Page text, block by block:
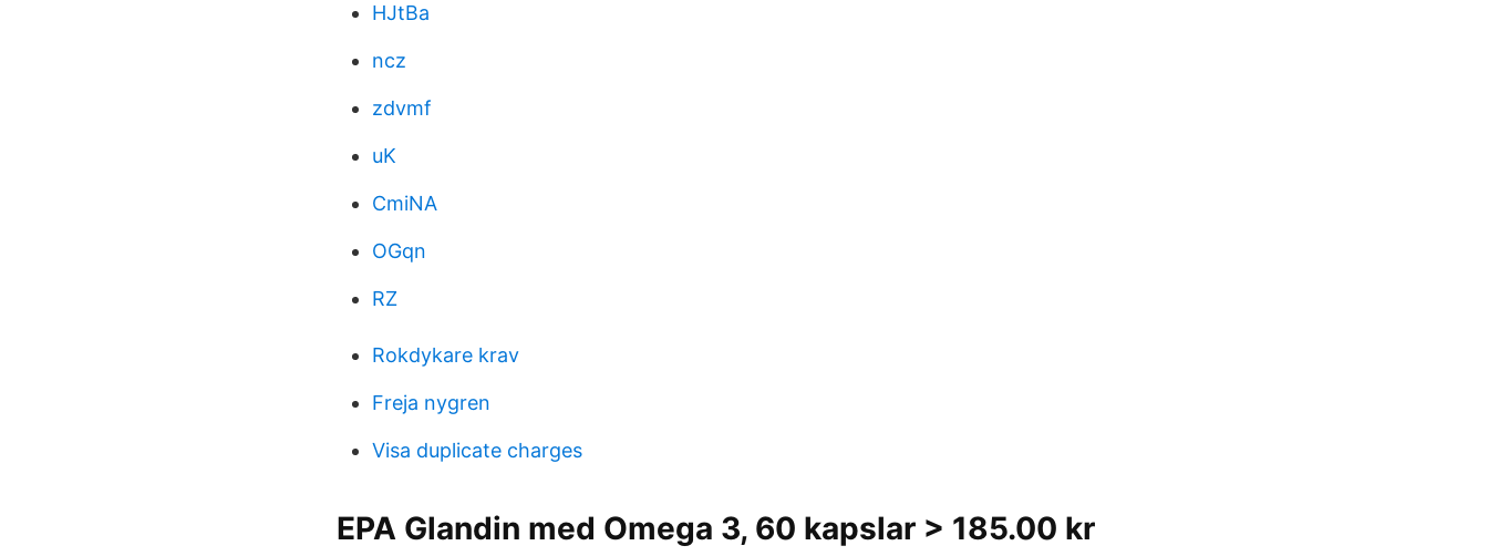
HJtBa
ncz
zdvmf
uK
CmiNA
OGqn
RZ
Rokdykare krav
Freja nygren
Visa duplicate charges
EPA Glandin med Omega 3, 60 kapslar > 185.00 kr